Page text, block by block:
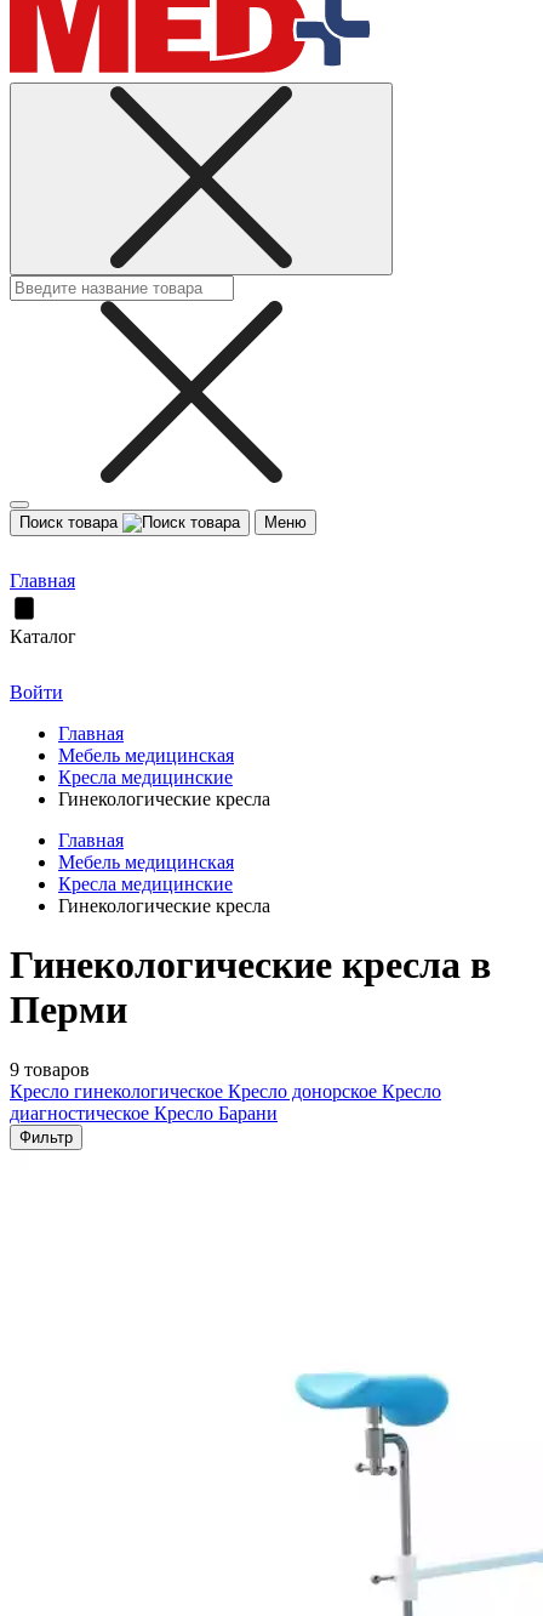
Поиск товара Меню
Главная
Каталог
Войти
Главная
Мебель медицинская
Кресла медицинские
Гинекологические кресла
Главная
Мебель медицинская
Кресла медицинские
Гинекологические кресла
Гинекологические кресла в
Перми
9 товаров
Кресло гинекологическое Кресло донорское Кресло
диагностическое Кресло Барани
Фильтр